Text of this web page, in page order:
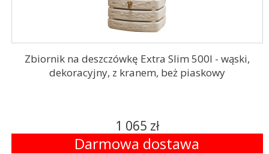
Zbiornik na deszczówkę Extra Slim 500l - wąski,
dekoracyjny, z kranem, beż piaskowy
1 065 zł
Darmowa dostawa